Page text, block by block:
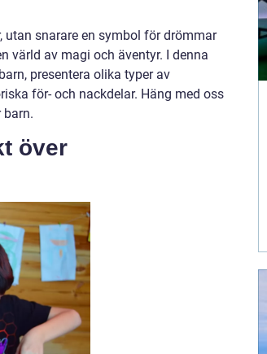
utan snarare en symbol för drömmar
värld av magi och äventyr. I denna
presentera olika typer av
för- och nackdelar. Häng med oss
barn.
över